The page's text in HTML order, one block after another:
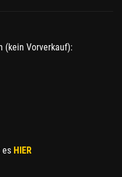
(kein Vorverkauf):
es HIER